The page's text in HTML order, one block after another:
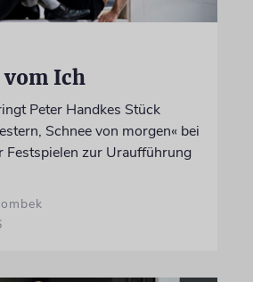
vom Ich
Peter Handkes Stück
Schnee von morgen« bei
Festspielen zur Uraufführung